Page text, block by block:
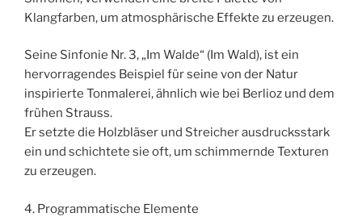
Klangfarben, um atmosphärische Effekte zu erzeugen.
Seine Sinfonie Nr. 3, „Im Walde“ (Im Wald), ist ein
hervorragendes Beispiel für seine von der Natur
inspirierte Tonmalerei, ähnlich wie bei Berlioz und dem
frühen Strauss.
Er setzte die Holzbläser und Streicher ausdrucksstark
ein und schichtete sie oft, um schimmernde Texturen
zu erzeugen.
4. Programmatische Elemente